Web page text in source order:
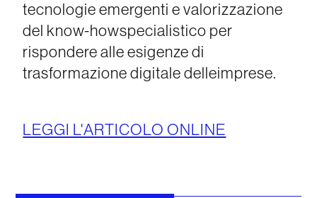
tecnologie emergenti e valorizzazione
del know-howspecialistico per
rispondere alle esigenze di
trasformazione digitale delleimprese.
LEGGI L'ARTICOLO ONLINE